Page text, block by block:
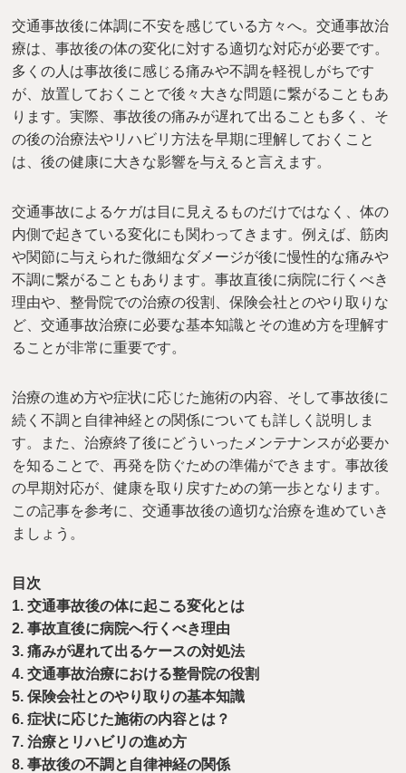
交通事故後に体調に不安を感じている方々へ。交通事故治
療は、事故後の体の変化に対する適切な対応が必要です。
多くの人は事故後に感じる痛みや不調を軽視しがちです
が、放置しておくことで後々大きな問題に繋がることもあ
ります。実際、事故後の痛みが遅れて出ることも多く、そ
の後の治療法やリハビリ方法を早期に理解しておくこと
は、後の健康に大きな影響を与えると言えます。
交通事故によるケガは目に見えるものだけではなく、体の
内側で起きている変化にも関わってきます。例えば、筋肉
や関節に与えられた微細なダメージが後に慢性的な痛みや
不調に繋がることもあります。事故直後に病院に行くべき
理由や、整骨院での治療の役割、保険会社とのやり取りな
ど、交通事故治療に必要な基本知識とその進め方を理解す
ることが非常に重要です。
治療の進め方や症状に応じた施術の内容、そして事故後に
続く不調と自律神経との関係についても詳しく説明しま
す。また、治療終了後にどういったメンテナンスが必要か
を知ることで、再発を防ぐための準備ができます。事故後
の早期対応が、健康を取り戻すための第一歩となります。
この記事を参考に、交通事故後の適切な治療を進めていき
ましょう。
目次
1. 交通事故後の体に起こる変化とは
2. 事故直後に病院へ行くべき理由
3. 痛みが遅れて出るケースの対処法
4. 交通事故治療における整骨院の役割
5. 保険会社とのやり取りの基本知識
6. 症状に応じた施術の内容とは？
7. 治療とリハビリの進め方
8. 事故後の不調と自律神経の関係